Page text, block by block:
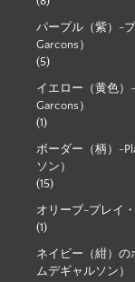
パープル（紫）-
Garcons）
(5)
イエロー（黄色）
Garcons）
(1)
ボーダー（柄）-
ソン）
(15)
オリーブ-プレイ
(1)
ネイビー（紺）の
ムデギャルソン）